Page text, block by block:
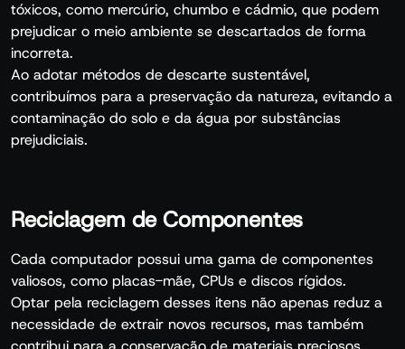
tóxicos, como mercúrio, chumbo e cádmio, que podem
prejudicar o meio ambiente se descartados de forma
incorreta.
Ao adotar métodos de descarte sustentável,
contribuímos para a preservação da natureza, evitando a
contaminação do solo e da água por substâncias
prejudiciais.
Reciclagem de Componentes
Cada computador possui uma gama de componentes
valiosos, como placas-mãe, CPUs e discos rígidos.
Optar pela reciclagem desses itens não apenas reduz a
necessidade de extrair novos recursos, mas também